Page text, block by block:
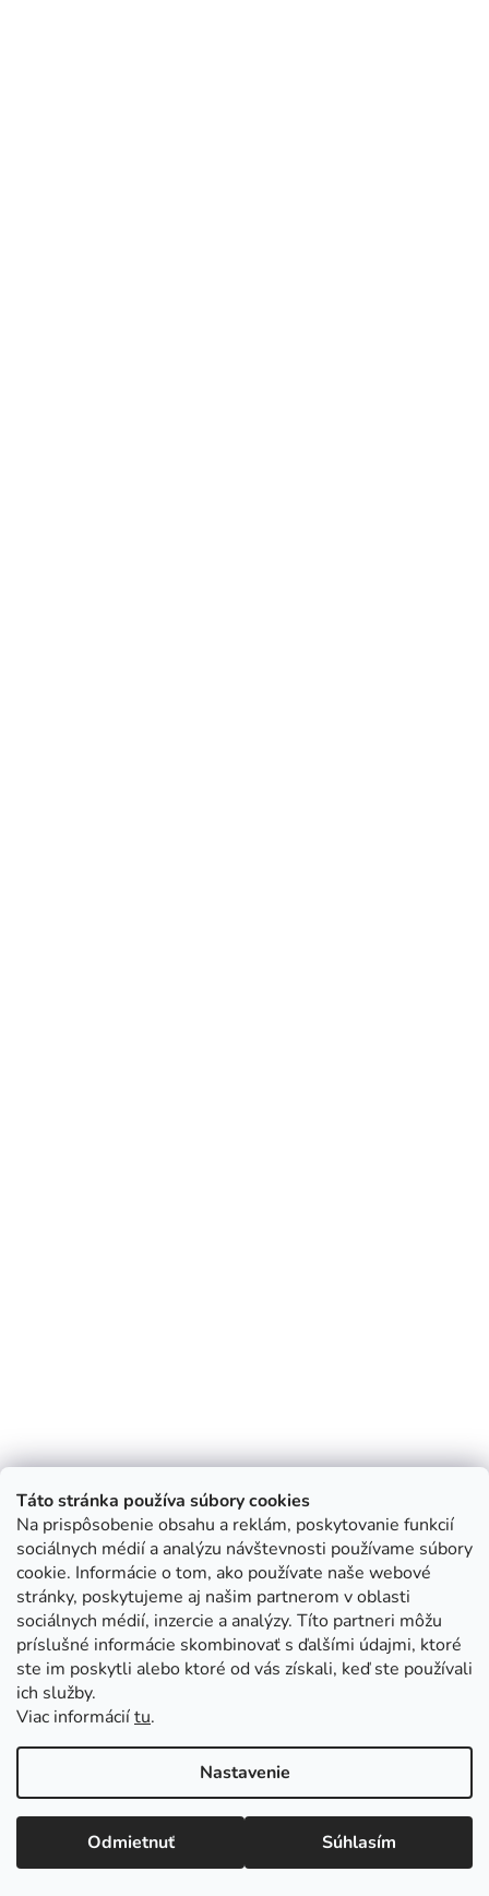
Táto stránka používa súbory cookies
Na prispôsobenie obsahu a reklám, poskytovanie funkcií
sociálnych médií a analýzu návštevnosti používame súbory
cookie. Informácie o tom, ako používate naše webové
stránky, poskytujeme aj našim partnerom v oblasti
sociálnych médií, inzercie a analýzy. Títo partneri môžu
príslušné informácie skombinovať s ďalšími údajmi, ktoré
ste im poskytli alebo ktoré od vás získali, keď ste používali
ich služby.
Viac informáciítu.
Nastavenie
Odmietnuť Súhlasím